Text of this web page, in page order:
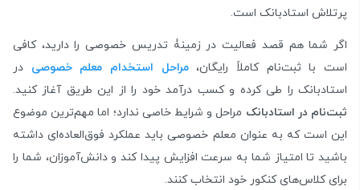
پرتلاش استادبانک است.
اگر شما هم قصد فعالیت در زمینۀ تدریس خصوصی را دارید، کافی
است با ثبت‌نام کاملاً رایگان، مراحل استخدام معلم خصوصی در
استادبانک را طی کرده و کسب درآمد خود را از این طریق آغاز کنید.
ثبت‌نام در استادبانک مراحل و شرایط خاصی ندارد؛ اما مهم‌ترین موضوع
این است که به عنوان معلم خصوصی باید عملکرد فوق‌العاده‌ای داشته
باشید تا امتیاز شما به سرعت افزایش پیدا کند و دانش‌آموزان، شما را
برای کلاس‌های کنکور خود انتخاب کنند.